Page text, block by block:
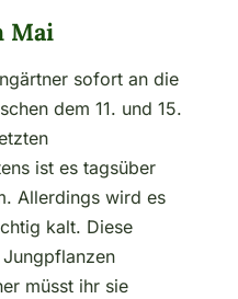
Mai
sofort an die
dem 11. und 15.
ist es tagsüber
Allerdings wird es
kalt. Diese
müsst ihr sie